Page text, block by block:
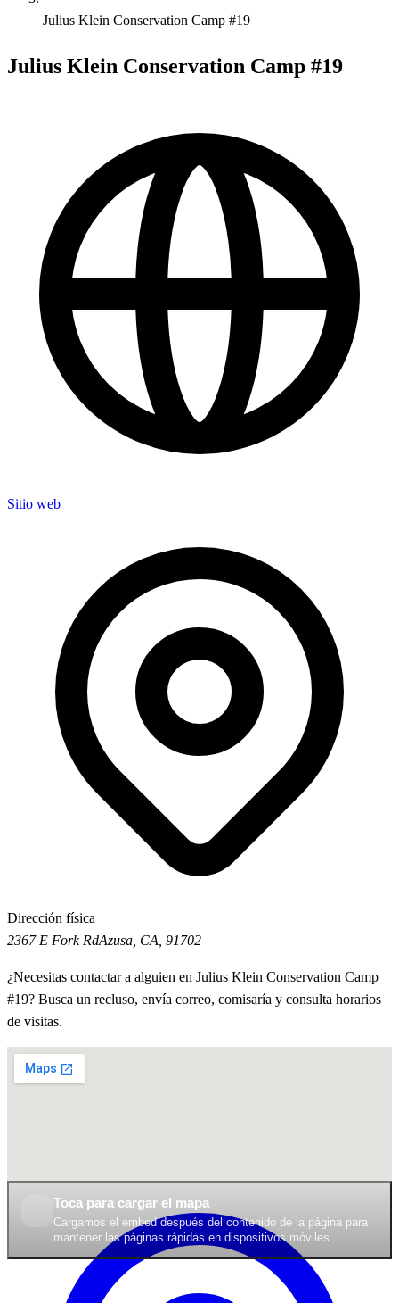
Julius Klein Conservation Camp #19
Julius Klein Conservation Camp #19
Sitio web
Dirección física
2367 E Fork RdAzusa, CA, 91702
¿Necesitas contactar a alguien en Julius Klein Conservation Camp
#19? Busca un recluso, envía correo, comisaría y consulta horarios
de visitas.
Toca para cargar el mapa
Cargamos el embed después del contenido de la página para
mantener las páginas rápidas en dispositivos móviles.